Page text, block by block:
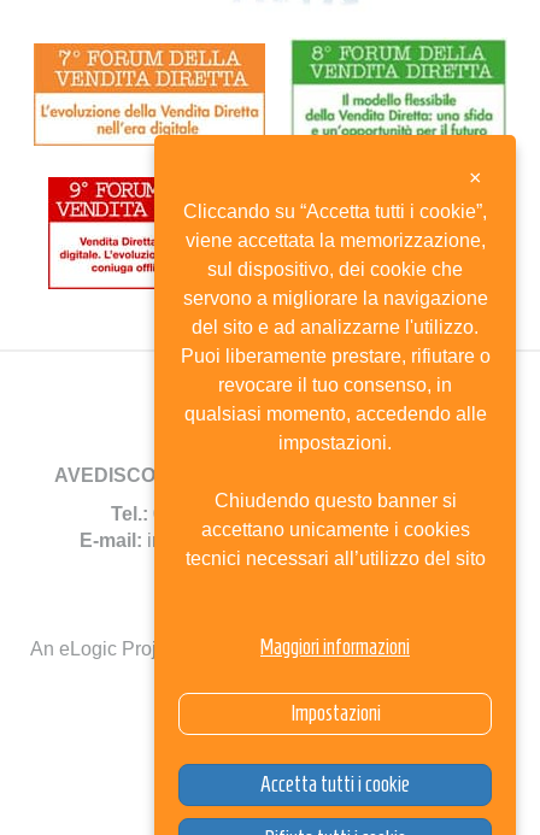
AVEDISCO
Tel.: 02.6702744 -Fax: 02.67385690
E-mail: info@avedisco.it - C.F. 80116270150
An eLogic Project
Powered by Kentico CMS for ASP.Net
×
Cliccando su “Accetta tutti i cookie”,
viene accettata la memorizzazione,
sul dispositivo, dei cookie che
servono a migliorare la navigazione
del sito e ad analizzarne l'utilizzo.
Puoi liberamente prestare, rifiutare o
revocare il tuo consenso, in
qualsiasi momento, accedendo alle
impostazioni.
Chiudendo questo banner si
accettano unicamente i cookies
tecnici necessari all’utilizzo del sito
Maggiori informazioni
Impostazioni
Accetta tutti i cookie